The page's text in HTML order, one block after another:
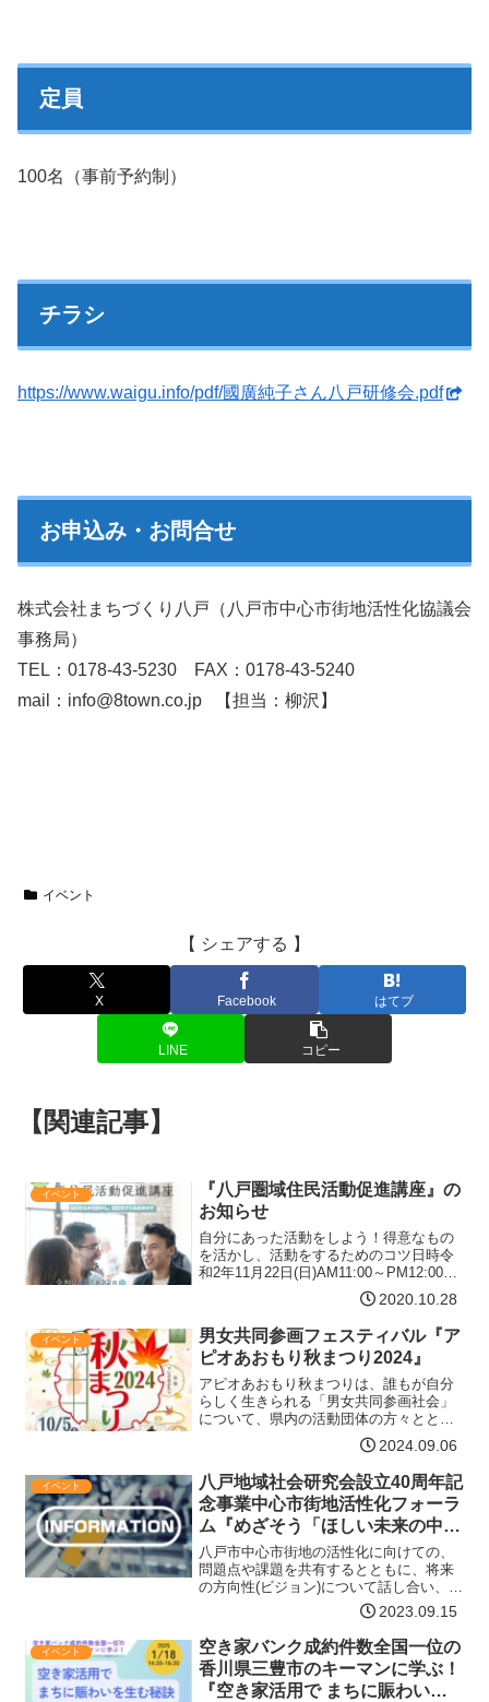
定員
100名（事前予約制）
チラシ
https://www.waigu.info/pdf/國廣純子さん八戸研修会.pdf
お申込み・お問合せ
株式会社まちづくり八戸（八戸市中心市街地活性化協議会
事務局）
TEL：0178-43-5230 FAX：0178-43-5240
mail：info@8town.co.jp 【担当：柳沢】
イベント
【 シェアする 】
X Facebook はてブ
LINE コピー
【関連記事】
イベント
『八戸圏域住民活動促進講座』の
お知らせ
自分にあった活動をしよう！得意なもの
を活かし、活動をするためのコツ日時令
和2年11月22日(日)AM11:00～PM12:00場
所五戸町立公民館 小ホール三戸郡五戸
町字下モ沢向8-2講師石岡 百合子さん株
式会社JOY代表取締役キャリアコンサ…
【詳細はコチラ】
2020.10.28
イベント
男女共同参画フェスティバル『ア
ピオあおもり秋まつり2024』
アピオあおもり秋まつりは、誰もが自分
らしく生きられる「男女共同参画社会」
について、県内の活動団体の方々ととも
に、学び、考え、語り合う場として開催
します。出展団体によるワークショッ
プ・飲食物販売・パネル展示・フリーマ
ーケットなどのブース出展の…【詳細は
コチラ】
2024.09.06
イベント
八戸地域社会研究会設立40周年記
念事業中心市街地活性化フォーラ
ム『めざそう「ほしい未来の中心
市街地」』
八戸市中心市街地の活性化に向けての、
問題点や課題を共有するとともに、将来
の方向性(ビジョン)について話し合い、そ
の実現の可能性を探ります。日時令和5年
9月30日(土) 14:00～16:30会場八戸ポー
タルミュージアムはっち １階 シアター…
【詳細はコチラ】
2023.09.15
イベント
空き家バンク成約件数全国一位の
香川県三豊市のキーマンに学ぶ！
『空き家活用で まちに賑わいを